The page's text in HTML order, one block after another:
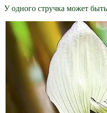
У одного стручка может